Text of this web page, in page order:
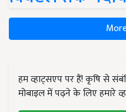
हम व्हाट्सएप पर हैं! कृषि से
मोबाइल में पढ़ने के लिए हमारे